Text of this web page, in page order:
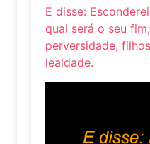
E disse:
qual será o seu
perversidade,
lealdade.